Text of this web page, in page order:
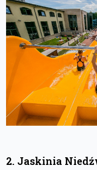
2. Jaskinia